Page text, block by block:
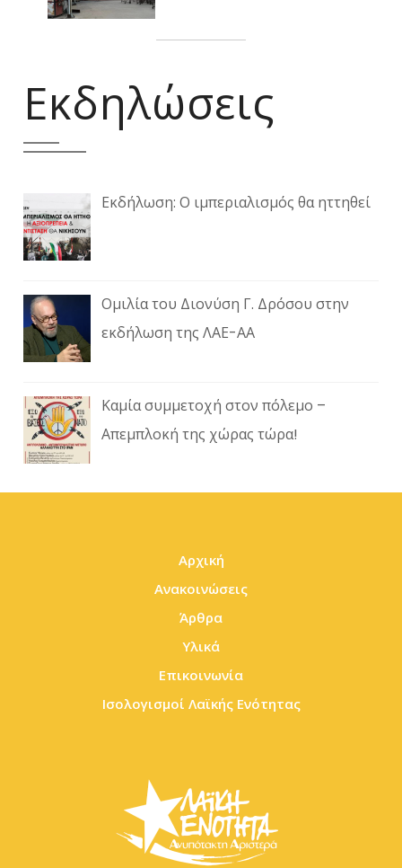
Εκδηλώσεις
Εκδήλωση: Ο ιμπεριαλισμός θα ηττηθεί
Ομιλία του Διονύση Γ. Δρόσου στην
εκδήλωση της ΛΑΕ-ΑΑ
Καμία συμμετοχή στον πόλεμο –
Απεμπλοκή της χώρας τώρα!
Αρχική
Ανακοινώσεις
Άρθρα
Υλικά
Επικοινωνία
Ισολογισμοί Λαϊκής Ενότητας